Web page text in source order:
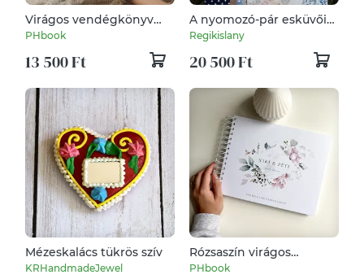
Virágos vendégkönyv
(cérnafűzött)
PHbook
13 500 Ft
A nyomozó-pár esküvői
Regikislany
20 500 Ft
Mézeskalács tükrös szív
KRHandmadeJewel
Rózsaszín virágos
vendégkönyv egyedi
PHbook